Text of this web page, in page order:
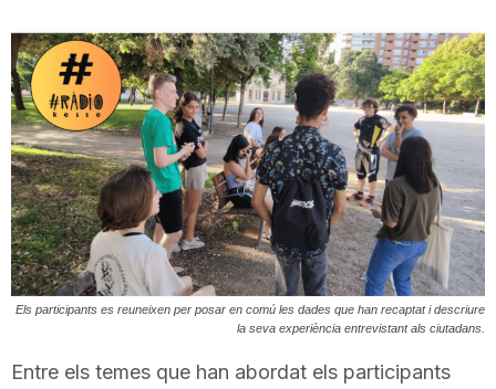
a
t
d
Els participants es reuneixen per posar en comú les dades que han recaptat i descriure
la seva experiència entrevistant als ciutadans.
Entre els temes que han abordat els participants